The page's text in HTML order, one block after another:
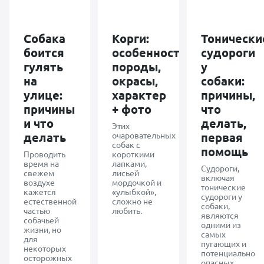
рекомендации.
У кота
диагностировали
экструзию и
наши врачи, я
живу в СПб,
рекомендовали
оперативное
лечение. Но кот
активен, ест,
все дела делает
по часам, и я
поспешности
принятия
решения по
тому поводу. С
Лианой
Александровной
мы обсудили
всю тактику
консервативного
лечения. Как и
когда
необходимо
Собака
боится
гулять
на
улице:
причины
и что
делать
Проводить
время на
свежем
воздухе
кажется
естественной
частью
собачьей
жизни, но
для
некоторых
осторожных
Корги:
особенности
породы,
окрасы,
характер
+ фото
Этих
очаровательных
собак с
короткими
лапками,
лисьей
мордочкой и
«улыбкой»,
сложно не
любить.
судороги
у
собаки:
причины,
что
делать,
первая
помощь
Судороги,
включая
тонические
судороги у
собаки,
являются
одними из
самых
пугающих и
потенциально